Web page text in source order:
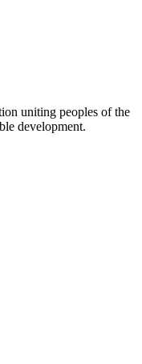
uniting peoples of the
development.